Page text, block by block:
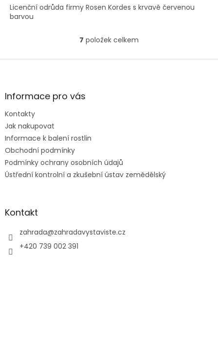
Licenční odrůda firmy Rosen Kordes s krvavě červenou
barvou
O
l
v
ý
7 položek celkem
Z
aInformace pro vás
Kontakty
Jak nakupovat
Informace k balení rostlin
Obchodní podmínky
Podmínky ochrany osobních údajů
Ústřední kontrolní a zkušební ústav zemědělský
Kontakt
zahrada@zahradavystaviste.cz
+420 739 002 391